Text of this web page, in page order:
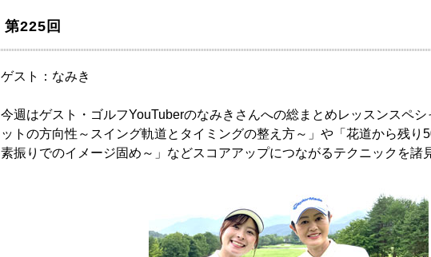
第225回
ゲスト：なみき
今週はゲスト・ゴルフYouTuberのなみきさんへの総まとめレッスンスペ
ットの方向性～スイング軌道とタイミングの整え方～」や「花道から残り
素振りでのイメージ固め～」などスコアアップにつながるテクニックを諸